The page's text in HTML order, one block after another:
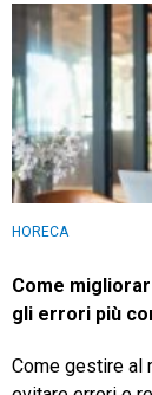
HORECA
Come
gli errori più
Come gestire al